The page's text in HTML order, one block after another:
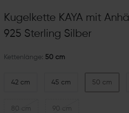
Kugelkette KAYA mit
925 Sterling Silber
Kettenlänge: 50 cm
42 cm 45 cm 50 cm
80 cm 90 cm